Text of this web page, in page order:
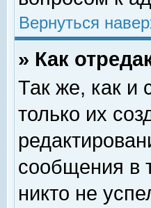
Вернуться
» Как
Так же, как и
только их
сообщения в
никто не